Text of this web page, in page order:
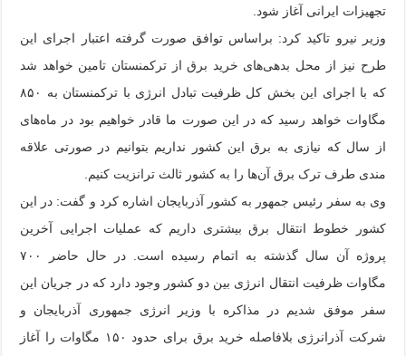
تجهیزات ایرانی آغاز شود.
وزیر نیرو تاکید کرد: براساس توافق صورت گرفته اعتبار اجرای این
طرح نیز از محل بدهی‌های خرید برق از ترکمنستان تامین خواهد شد
که با اجرای این بخش کل ظرفیت تبادل انرژی با ترکمنستان به ۸۵۰
مگاوات خواهد رسید که در این صورت ما قادر خواهیم بود در ماه‌های
از سال که نیازی به برق این کشور نداریم بتوانیم در صورتی علاقه
مندی طرف ترک برق آن‌ها را به کشور ثالث ترانزیت کنیم.
وی به سفر رئیس جمهور به کشور آذربایجان اشاره کرد و گفت: در این
کشور خطوط انتقال برق بیشتری داریم که عملیات اجرایی آخرین
پروژه آن سال گذشته به اتمام رسیده است. در حال حاضر ۷۰۰
مگاوات ظرفیت انتقال انرژی بین دو کشور وجود دارد که در جریان این
سفر موفق شدیم در مذاکره با وزیر انرژی جمهوری آذربایجان و
شرکت آذرانرژی بلافاصله خرید برق برای حدود ۱۵۰ مگاوات را آغاز